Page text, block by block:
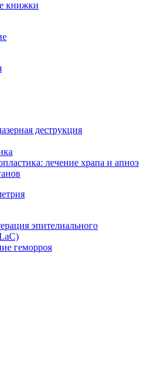
книжки
деструкция
лечение храпа и апноэ
эпителиального
геморроя